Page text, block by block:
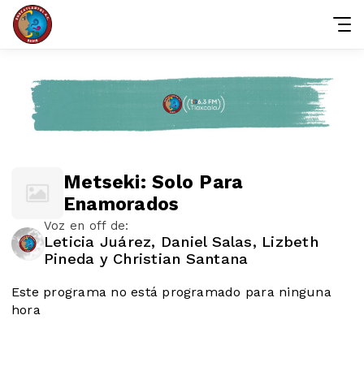
Metseki: Solo Para
Enamorados
Voz en off de:
Leticia Juárez, Daniel Salas, Lizbeth
Pineda y Christian Santana
Este programa no está programado para ninguna
hora